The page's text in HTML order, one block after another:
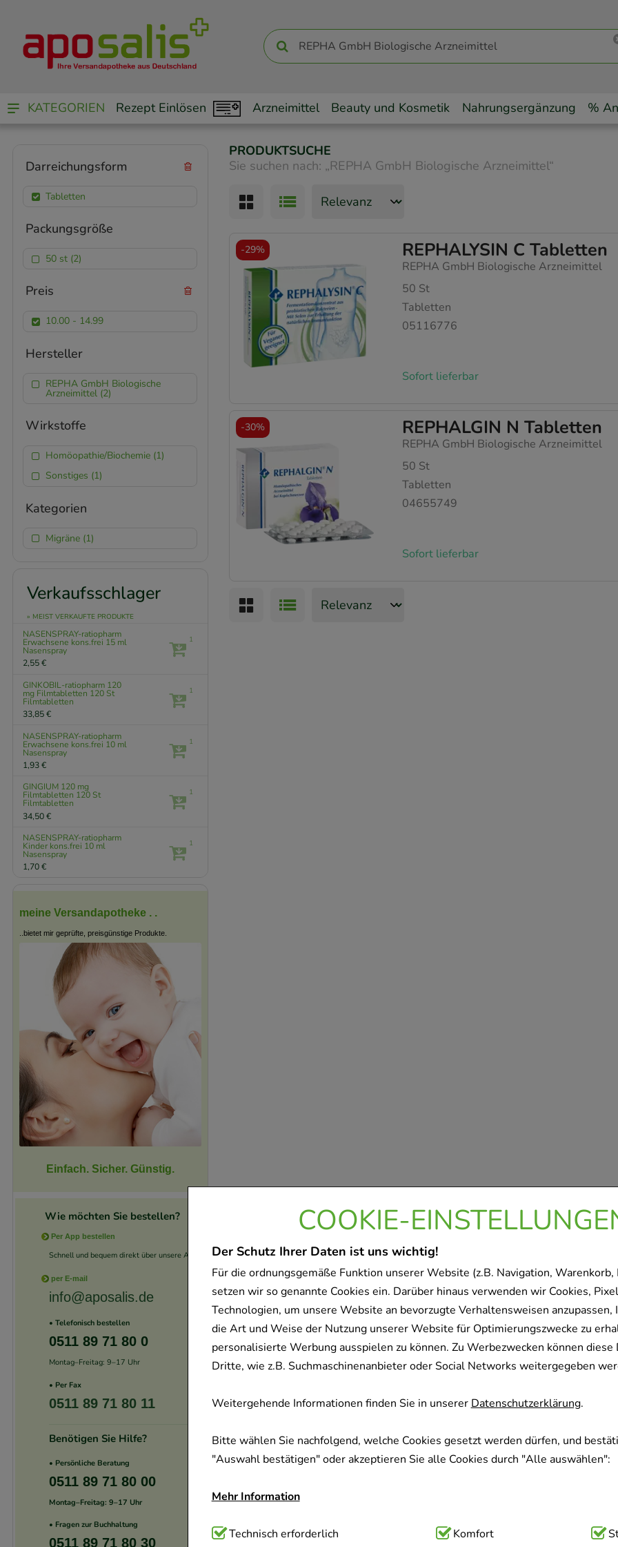
COOKIE-
Der Schutz Ihrer Daten ist uns wichtig!
Für die ordnungsgemäße Funktion unserer Website (z.B. Navigation, Warenkorb,
setzen wir so genannte Cookies ein. Darüber hinaus verwenden wir Cookies,
Technologien, um unsere Website an bevorzugte Verhaltensweisen anzupassen,
die Art und Weise der Nutzung unserer Website für Optimierungszwecke zu
personalisierte Werbung ausspielen zu können. Zu Werbezwecken können diese
Dritte, wie z.B. Suchmaschinenanbieter oder Social Networks weitergegeben
Weitergehende Informationen finden Sie in unsererDatenschutzerklärung.
Bitte wählen Sie nachfolgend, welche Cookies gesetzt werden dürfen, und
"Auswahl bestätigen" oder akzeptieren Sie alle Cookies durch "Alle auswählen":
Mehr Information
Technisch Notwendig:Hierbei handelt es sich um Cookies, die für die
Technisch erforderlich Komfort
KATEGORIEN Rezept Einlösen Arzneimittel Beauty und Kosmetik Nahrungsergänzung %
PRODUKTSUCHE
Sie suchen nach: „REPHA GmbH Biologische Arzneimittel“
REPHALYSIN C Tabletten
REPHA GmbH Biologische Arzneimittel
50 St
Tabletten
05116776
Sofort lieferbar
-29%
REPHALGIN N Tabletten
REPHA GmbH Biologische Arzneimittel
50 St
Tabletten
04655749
Sofort lieferbar
-30%
Darreichungsform
Tabletten
Packungsgröße
50 st (2)
Preis
10.00 - 14.99
Hersteller
REPHA GmbH Biologische
Arzneimittel (2)
Wirkstoffe
Homöopathie/Biochemie (1)
Sonstiges (1)
Kategorien
Migräne (1)
Verkaufsschlager
» MEIST VERKAUFTE PRODUKTE
NASENSPRAY-ratiopharm
Erwachsene kons.frei 15 ml
Nasenspray
2,55 €
1
GINKOBIL-ratiopharm 120
mg Filmtabletten 120 St
Filmtabletten
33,85 €
1
NASENSPRAY-ratiopharm
Erwachsene kons.frei 10 ml
Nasenspray
1,93 €
1
GINGIUM 120 mg
Filmtabletten 120 St
Filmtabletten
34,50 €
1
NASENSPRAY-ratiopharm
Kinder kons.frei 10 ml
Nasenspray
1,70 €
1
meine Versandapotheke . .
..bietet mir geprüfte, preisgünstige Produkte.
Einfach. Sicher. Günstig.
Wie möchten Sie bestellen?
Per App bestellen
Schnell und bequem direkt über unsere App.
per E-mail
info@aposalis.de
• Telefonisch bestellen
0511 89 71 80 0
Montag–Freitag: 9–17 Uhr
• Per Fax
0511 89 71 80 11
Benötigen Sie Hilfe?
• Persönliche Beratung
0511 89 71 80 00
Montag–Freitag: 9–17 Uhr
• Fragen zur Buchhaltung
0511 89 71 80 30